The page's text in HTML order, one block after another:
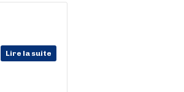
Lire la suite